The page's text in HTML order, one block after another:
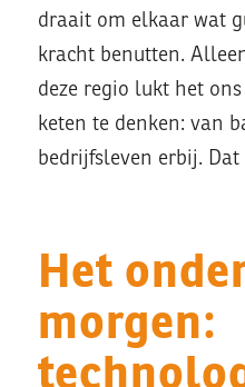
draait om elkaar wat
kracht benutten.
deze regio lukt het
keten te denken: van
bedrijfsleven erbij. Dat
Het
morgen: